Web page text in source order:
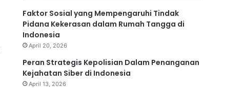
Faktor Sosial yang Mempengaruhi Tindak
Pidana Kekerasan dalam Rumah Tangga di
Indonesia
April 20, 2026
Peran Strategis Kepolisian Dalam Penanganan
Kejahatan Siber di Indonesia
April 13, 2026